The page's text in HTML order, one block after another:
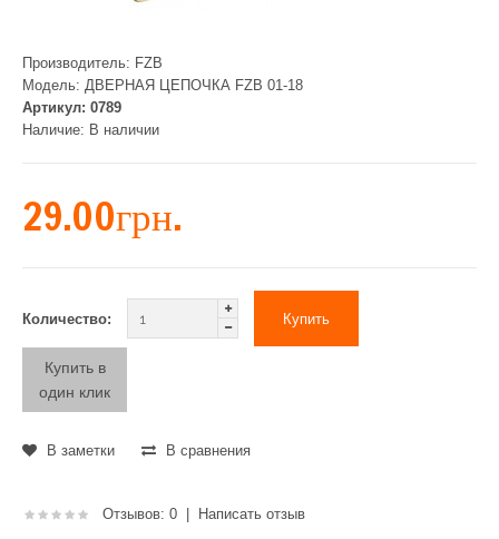
Производитель: FZB
Модель: ДВЕРНАЯ ЦЕПОЧКА FZB 01-18
Артикул: 0789
Наличие: В наличии
29.00грн.
Количество:
Купить в
один клик
В заметки В сравнения
Отзывов: 0 | Написать отзыв